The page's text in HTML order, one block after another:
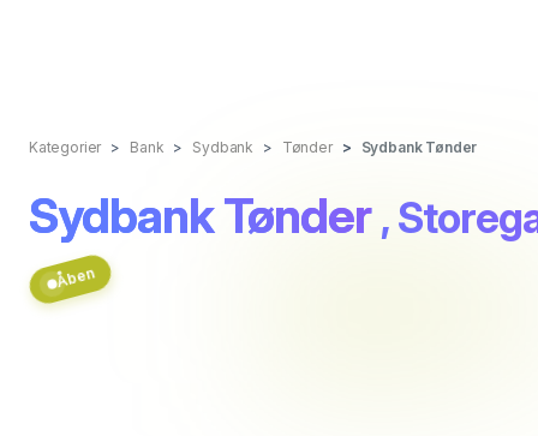
Kategorier Bank Sydbank Tønder Sydbank Tønder
Sydbank Tønder ,
Åben